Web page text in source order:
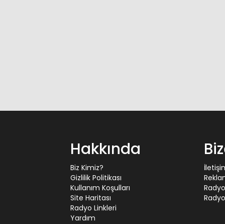
Hakkında
Biz Kimiz?
Gizlilik Politikası
Kullanım Koşulları
Site Haritası
Radyo Linkleri
Yardım